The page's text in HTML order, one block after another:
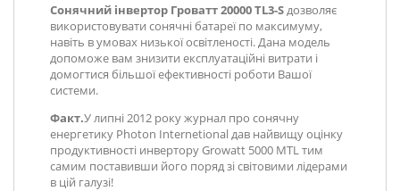
Сонячний інвертор Гроватт 20000 TL3-S дозволяє
використовувати сонячні батареї по максимуму,
навіть в умовах низької освітленості. Дана модель
допоможе вам знизити експлуатаційні витрати і
домогтися більшої ефективності роботи Вашої
системи.
Факт.У липні 2012 року журнал про сонячну
енергетику Photon Internetional дав найвищу оцінку
продуктивності инвертору Growatt 5000 MTL тим
самим поставивши його поряд зі світовими лідерами
в цій галузі!